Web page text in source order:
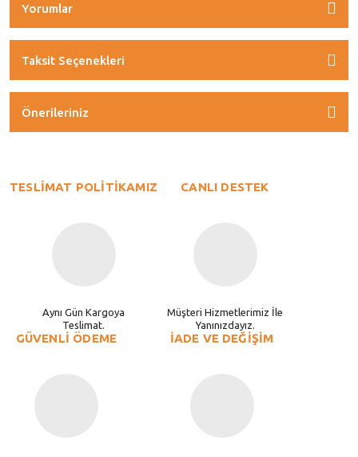
Yorumlar
Taksit Seçenekleri
Önerileriniz
TESLİMAT POLİTİKAMIZ
Aynı Gün Kargoya
Teslimat.
CANLI DESTEK
Müşteri Hizmetlerimiz İle
Yanınızdayız.
GÜVENLİ ÖDEME İADE VE DEĞİŞİM